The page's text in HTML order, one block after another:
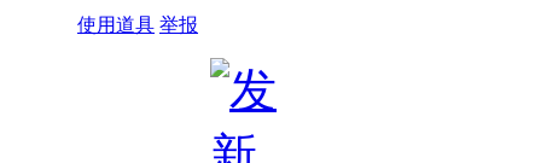
使用道具 举报